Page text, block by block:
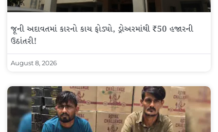
જૂની અદાવતમાં કારનો કાચ ફોડ્યો, ડ્રોઅરમાંથી ₹50 હજારની
ઉઠાંતરી!
August 8, 2026